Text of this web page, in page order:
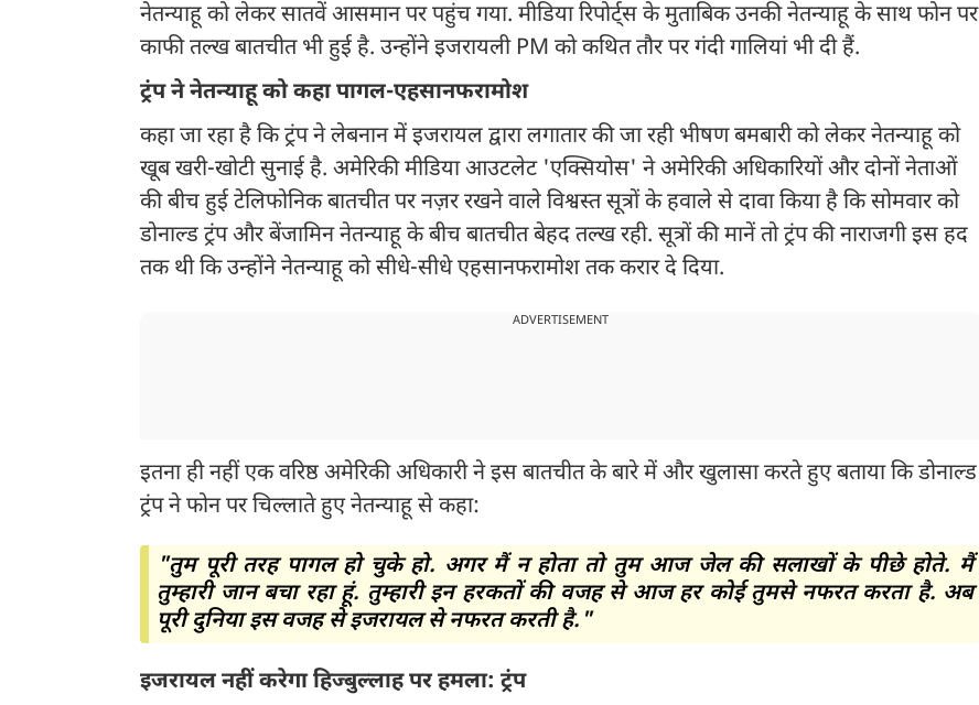
नेतन्याहू को लेकर सातवें आसमान पर पहुंच गया. मीडिया रिपोर्ट्स के मुताबिक उनकी नेतन्याहू के साथ फोन पर
काफी तल्ख बातचीत भी हुई है. उन्होंने इजरायली PM को कथित तौर पर गंदी गालियां भी दी हैं.
ट्रंप ने नेतन्याहू को कहा पागल-एहसानफरामोश
कहा जा रहा है कि ट्रंप ने लेबनान में इजरायल द्वारा लगातार की जा रही भीषण बमबारी को लेकर नेतन्याहू को
खूब खरी-खोटी सुनाई है. अमेरिकी मीडिया आउटलेट 'एक्सियोस' ने अमेरिकी अधिकारियों और दोनों नेताओं
की बीच हुई टेलिफोनिक बातचीत पर नज़र रखने वाले विश्वस्त सूत्रों के हवाले से दावा किया है कि सोमवार को
डोनाल्ड ट्रंप और बेंजामिन नेतन्याहू के बीच बातचीत बेहद तल्ख रही. सूत्रों की मानें तो ट्रंप की नाराजगी इस हद
तक थी कि उन्होंने नेतन्याहू को सीधे-सीधे एहसानफरामोश तक करार दे दिया.
ADVERTISEMENT
इतना ही नहीं एक वरिष्ठ अमेरिकी अधिकारी ने इस बातचीत के बारे में और खुलासा करते हुए बताया कि डोनाल्ड
ट्रंप ने फोन पर चिल्लाते हुए नेतन्याहू से कहा:
"तुम पूरी तरह पागल हो चुके हो. अगर मैं न होता तो तुम आज जेल की सलाखों के पीछे होते. मैं
तुम्हारी जान बचा रहा हूं. तुम्हारी इन हरकतों की वजह से आज हर कोई तुमसे नफरत करता है. अब
पूरी दुनिया इस वजह से इजरायल से नफरत करती है."
इजरायल नहीं करेगा हिज्बुल्लाह पर हमला: ट्रंप